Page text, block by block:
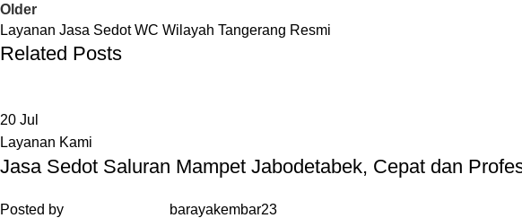
Older
Layanan Jasa Sedot WC Wilayah Tangerang Resmi
Related Posts
20 Jul
Layanan Kami
Jasa Sedot Saluran Mampet Jabodetabek, Cepat dan
Posted by
barayakembar23